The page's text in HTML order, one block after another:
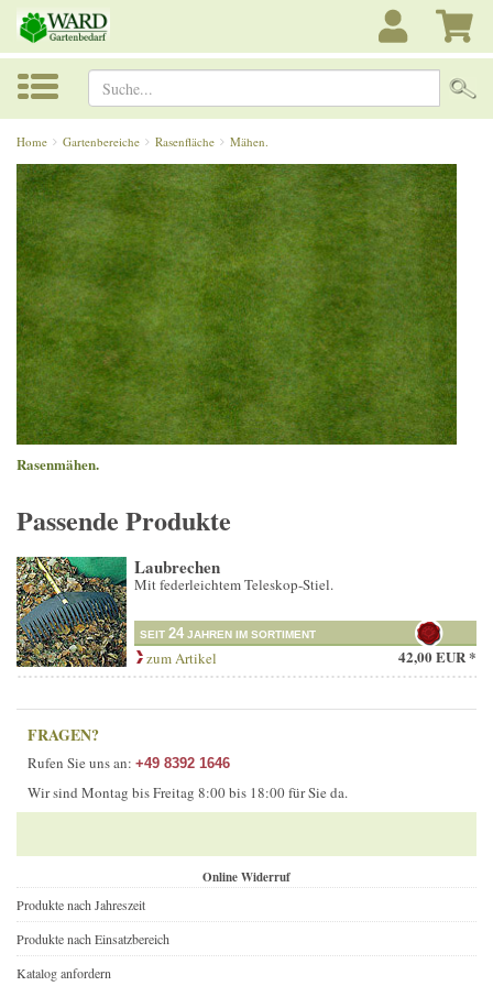
Suche...
Home Gartenbereiche Rasenfläche Mähen.
Rasenmähen.
Passende Produkte
Laubrechen
Mit federleichtem Teleskop-Stiel.
SEIT 24 JAHREN IM SORTIMENT
zum Artikel 42,00 EUR *
FRAGEN?
Rufen Sie uns an: +49 8392 1646
Wir sind Montag bis Freitag 8:00 bis 18:00 für Sie da.
Online Widerruf
Produkte nach Jahreszeit
Produkte nach Einsatzbereich
Katalog anfordern